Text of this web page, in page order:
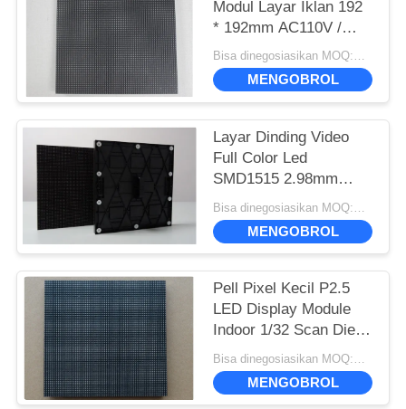
Modul Layar Iklan 192
* 192mm AC110V /
220V
Bisa dinegosiasikan MOQ:Perundingan
MENGOBROL
Layar Dinding Video
Full Color Led
SMD1515 2.98mm
Pixel Pitch Garansi 2
Tahun
MENGOBROL
Pell Pixel Kecil P2.5
LED Display Module
Indoor 1/32 Scan Die -
Casting Cabinet
Bisa dinegosiasikan MOQ:Perundingan
MENGOBROL